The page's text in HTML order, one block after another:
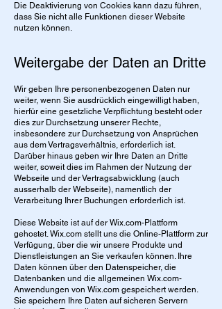
Die Deaktivierung von Cookies kann dazu führen,
dass Sie nicht alle Funktionen dieser Website
nutzen können.
Weitergabe der Daten an Dritte
Wir geben Ihre personenbezogenen Daten nur
weiter, wenn Sie ausdrücklich eingewilligt haben,
hierfür eine gesetzliche Verpflichtung besteht oder
dies zur Durchsetzung unserer Rechte,
insbesondere zur Durchsetzung von Ansprüchen
aus dem Vertragsverhältnis, erforderlich ist.
Darüber hinaus geben wir Ihre Daten an Dritte
weiter, soweit dies im Rahmen der Nutzung der
Webseite und der Vertragsabwicklung (auch
ausserhalb der Webseite), namentlich der
Verarbeitung Ihrer Buchungen erforderlich ist.
Diese Website ist auf der Wix.com-Plattform
gehostet. Wix.com stellt uns die Online-Plattform zur
Verfügung, über die wir unsere Produkte und
Dienstleistungen an Sie verkaufen können. Ihre
Daten können über den Datenspeicher, die
Datenbanken und die allgemeinen Wix.com-
Anwendungen von Wix.com gespeichert werden.
Sie speichern Ihre Daten auf sicheren Servern